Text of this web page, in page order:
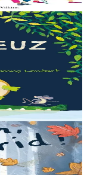
pa vez an noz
Logodennig. N’eo